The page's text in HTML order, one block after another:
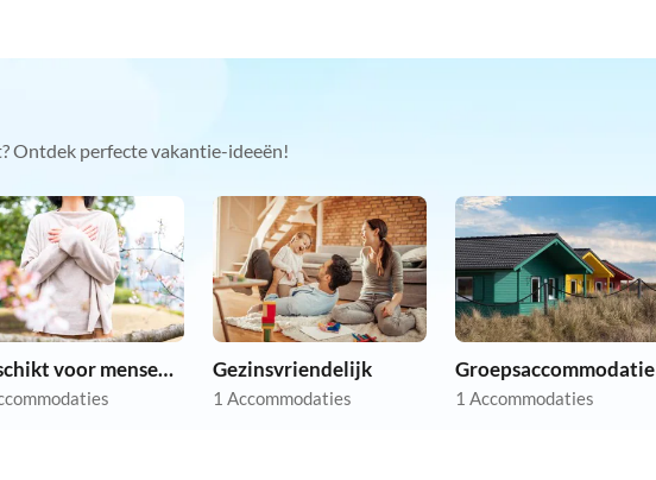
Ontdek perfecte vakantie-ideeën!
Geschikt voor mensen met allergieën Gezinsvriendelijk
1 Accommodaties
Groepsaccommodatie
1 Accommodaties